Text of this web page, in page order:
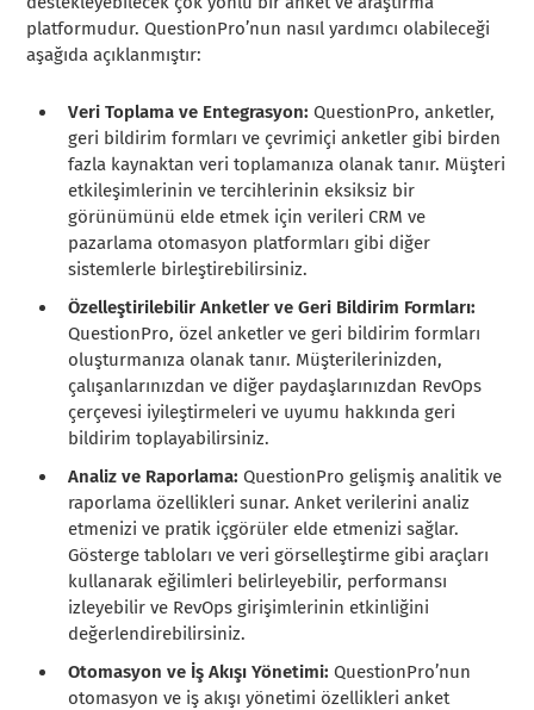
platformudur. QuestionPro’nun nasıl yardımcı olabileceği
aşağıda açıklanmıştır:
Veri Toplama ve Entegrasyon:QuestionPro, anketler,
geri bildirim formları ve çevrimiçi anketler gibi birden
fazla kaynaktan veri toplamanıza olanak tanır. Müşteri
etkileşimlerinin ve tercihlerinin eksiksiz bir
görünümünü elde etmek için verileri CRM ve
pazarlama otomasyon platformları gibi diğer
sistemlerle birleştirebilirsiniz.
Özelleştirilebilir Anketler ve Geri Bildirim Formları:
QuestionPro, özel anketler ve geri bildirim formları
oluşturmanıza olanak tanır. Müşterilerinizden,
çalışanlarınızdan ve diğer paydaşlarınızdan RevOps
çerçevesi iyileştirmeleri ve uyumu hakkında geri
bildirim toplayabilirsiniz.
Analiz ve Raporlama: QuestionPro gelişmiş analitik ve
raporlama özellikleri sunar. Anket verilerini analiz
etmenizi ve pratik içgörüler elde etmenizi sağlar.
Gösterge tabloları ve veri görselleştirme gibi araçları
kullanarak eğilimleri belirleyebilir, performansı
izleyebilir ve RevOps girişimlerinin etkinliğini
değerlendirebilirsiniz.
Otomasyon ve İş Akışı Yönetimi: QuestionPro’nun
otomasyon ve iş akışı yönetimi özellikleri anket